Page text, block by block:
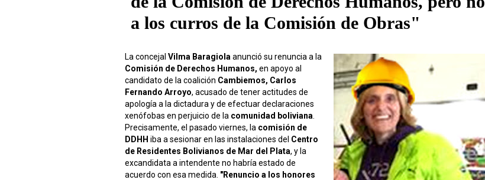
a los curros de la Comisión de Obras"
La concejal Vilma Baragiola anunció su renuncia a la
Comisión de Derechos Humanos, en apoyo al
candidato de la coalición Cambiemos, Carlos
Fernando Arroyo, acusado de tener actitudes de
apología a la dictadura y de efectuar declaraciones
xenófobas en perjuicio de la comunidad boliviana
Precisamente, el pasado viernes, la comisión de
DDHH iba a sesionar en las instalaciones del Centro
de Residentes Bolivianos de Mar del Plata, y la
excandidata a intendente no habría estado de
acuerdo con esa medida. "Renuncio a los honores